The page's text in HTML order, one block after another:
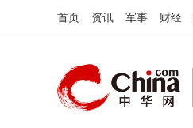
首页 资讯 军事 财经